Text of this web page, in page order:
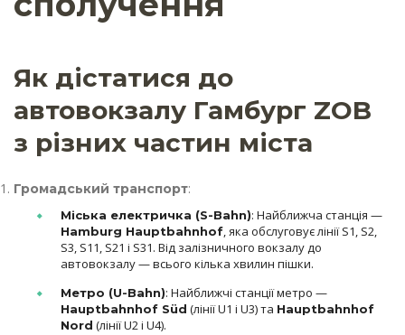
Як дістатися до
автовокзалу Гамбург ZOB
з різних частин міста
Громадський транспорт:
Міська електричка (S-Bahn): Найближча станція —
Hamburg Hauptbahnhof, яка обслуговує лінії S1, S2,
S3, S11, S21 і S31. Від залізничного вокзалу до
автовокзалу — всього кілька хвилин пішки.
Метро (U-Bahn): Найближчі станції метро —
Hauptbahnhof Süd (лінії U1 і U3) та Hauptbahnhof
Nord (лінії U2 і U4).